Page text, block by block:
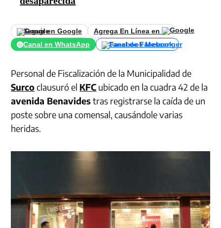
Seguir en Google
Agrega En Línea en
Canal en WhatsApp
Canal de Facebook
Personal de Fiscalización de la Municipalidad de
Surcoclausuró el KFC ubicado en la cuadra 42 de la
avenida Benavidestras registrarse la caída de un
poste sobre una comensal, causándole varias
heridas.